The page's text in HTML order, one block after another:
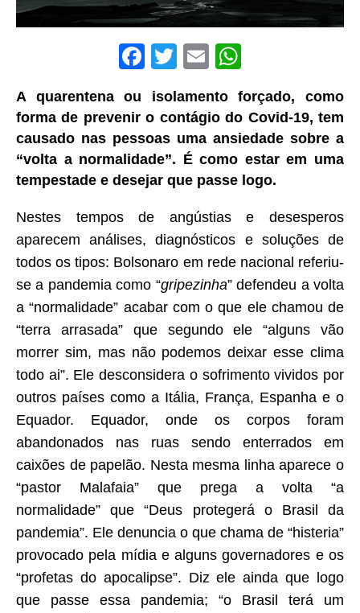
F
a
c
e
b
o
o
k
T
it
te
r
E
ai
l
at
s
A
p
p
A quarentena ou isolamento forçado, como
forma de prevenir o contágio do Covid-19, tem
causado nas pessoas uma ansiedade sobre a
“volta a normalidade”. É como estar em uma
tempestade e desejar que passe logo.
Nestes tempos de angústias e desesperos
aparecem análises, diagnósticos e soluções de
todos os tipos: Bolsonaro em rede nacional referiu-
se a pandemia como “gripezinha” defendeu a volta
a “normalidade” acabar com o que ele chamou de
“terra arrasada” que segundo ele “alguns vão
morrer sim, mas não podemos deixar esse clima
todo ai”. Ele desconsidera o sofrimento vividos por
outros países como a Itália, França, Espanha e o
Equador. Equador, onde os corpos foram
abandonados nas ruas sendo enterrados em
caixões de papelão. Nesta mesma linha aparece o
“pastor Malafaia” que prega a volta “a
normalidade” que “Deus protegerá o Brasil da
pandemia”. Ele denuncia o que chama de “histeria”
provocado pela mídia e alguns governadores e os
“profetas do apocalipse”. Diz ele ainda que logo
que passe essa pandemia; “o Brasil terá um